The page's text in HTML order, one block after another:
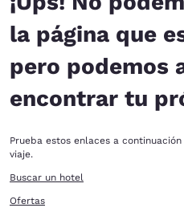
la página que
pero podemos
encontrar tu
Prueba estos enlaces a
viaje.
Buscar un hotel
Ofertas